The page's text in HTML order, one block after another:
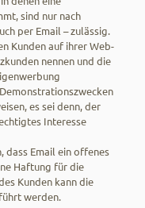
sind nur nach
per Email – zulässig.
Kunden auf ihrer Web-
nennen und die
es sei denn, der
Interesse
dass Email ein offenes
Haftung für die
Kunden kann die
werden.